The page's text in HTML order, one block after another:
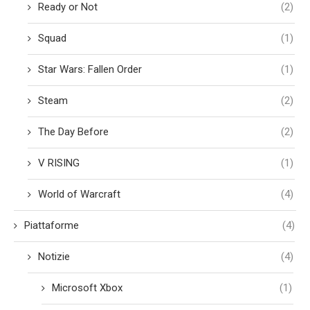
Ready or Not (2)
Squad (1)
Star Wars: Fallen Order (1)
Steam (2)
The Day Before (2)
V RISING (1)
World of Warcraft (4)
Piattaforme (4)
Notizie (4)
Microsoft Xbox (1)